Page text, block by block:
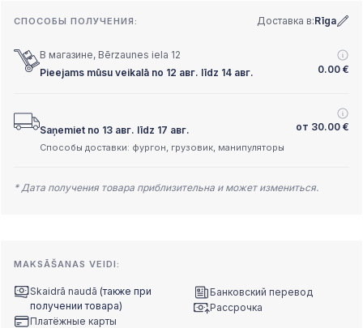
СПОСОБЫ ПОЛУЧЕНИЯ: Доставка в:Rīga
В магазине, Bērzaunes iela 12
Pieejams mūsu veikalā no 12 авг. līdz 14 авг.
0.00 €
Saņemiet no 13 авг. līdz 17 авг. от 30.00 €
Способы доставки: фургон, грузовик, манипуляторы
* Дата получения товара приблизительна и может измениться.
MAKSĀŠANAS VEIDI:
Skaidrā naudā (также при
получении товара)
Платёжные карты
Банковский перевод
Рассрочка